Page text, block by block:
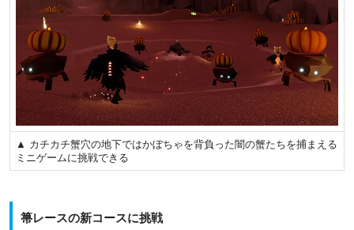
▲ カチカチ蟹穴の地下ではかぼちゃを背負った闇の蟹たちを捕まえる
ミニゲームに挑戦できる
箒レースの新コースに挑戦